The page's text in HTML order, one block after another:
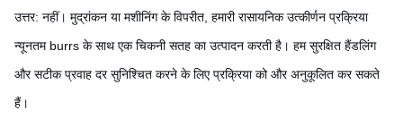
उत्तर: नहीं। मुद्रांकन या मशीनिंग के विपरीत, हमारी रासायनिक उत्कीर्णन प्रक्रिया
न्यूनतम burrs के साथ एक चिकनी सतह का उत्पादन करती है। हम सुरक्षित हैंडलिंग
और सटीक प्रवाह दर सुनिश्चित करने के लिए प्रक्रिया को और अनुकूलित कर सकते
हैं।